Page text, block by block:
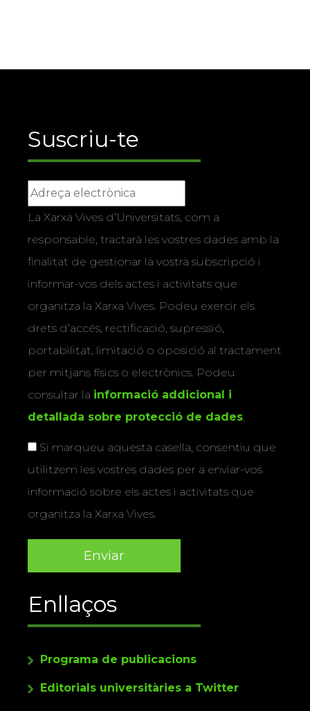
Suscriu-te
La Xarxa Vives d’Universitats, com a
responsable, tractarà les vostres dades amb la
finalitat de gestionar la vostra subscripció i
informar-vos dels actes i activitats que
organitza la Xarxa Vives. Podeu exercir els
drets d’accés, rectificació, supressió,
portabilitat, limitació o oposició al tractament
per mitjans físics o electrònics. Podeu
consultar la informació addicional i
detallada sobre protecció de dades.
Si marqueu aquesta casella, consentiu que
utilitzem les vostres dades per a enviar-vos
informació sobre els actes i activitats que
organitza la Xarxa Vives.
Enllaços
Programa de publicacions
Editorials universitàries a Twitter